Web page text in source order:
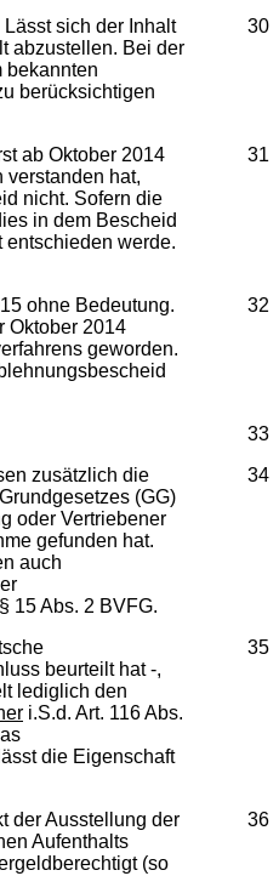
30
sich der Inhalt
abzustellen. Bei der
bekannten
berücksichtigen
31
ab Oktober 2014
verstanden hat,
nicht. Sofern die
in dem Bescheid
entschieden werde.
32
ohne Bedeutung.
Oktober 2014
geworden.
33
34
zusätzlich die
(GG)
oder Vertriebener
gefunden hat.
auch
15 Abs. 2 BVFG.
35
beurteilt hat -,
lediglich den
i.S.d. Art. 116 Abs.
die Eigenschaft
36
der Ausstellung der
Aufenthalts
(so